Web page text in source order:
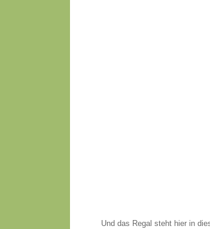
Und das Regal steht hier in